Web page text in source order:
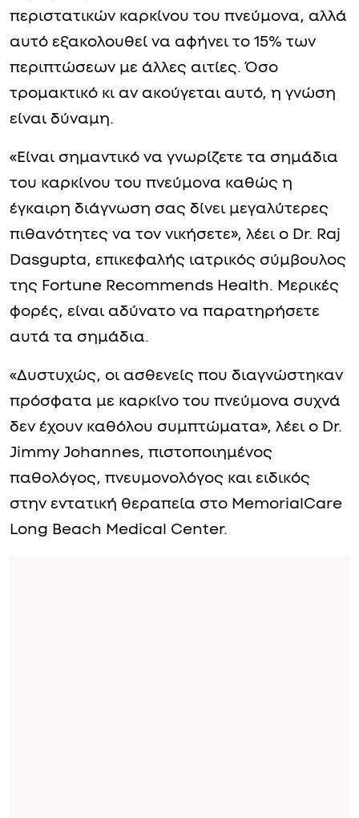
περιστατικών καρκίνου του πνεύμονα, αλλά
αυτό εξακολουθεί να αφήνει το 15% των
περιπτώσεων με άλλες αιτίες. Όσο
τρομακτικό κι αν ακούγεται αυτό, η γνώση
είναι δύναμη.
«Είναι σημαντικό να γνωρίζετε τα σημάδια
του καρκίνου του πνεύμονα καθώς η
έγκαιρη διάγνωση σας δίνει μεγαλύτερες
πιθανότητες να τον νικήσετε», λέει ο Dr. Raj
Dasgupta, επικεφαλής ιατρικός σύμβουλος
της Fortune Recommends Health. Μερικές
φορές, είναι αδύνατο να παρατηρήσετε
αυτά τα σημάδια.
«Δυστυχώς, οι ασθενείς που διαγνώστηκαν
πρόσφατα με καρκίνο του πνεύμονα συχνά
δεν έχουν καθόλου συμπτώματα», λέει ο Dr.
Jimmy Johannes, πιστοποιημένος
παθολόγος, πνευμονολόγος και ειδικός
στην εντατική θεραπεία στο MemorialCare
Long Beach Medical Center.